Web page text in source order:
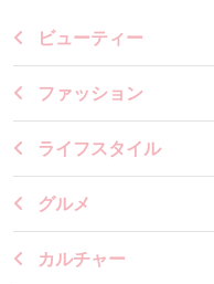
ビューティー
ファッション
ライフスタイル
グルメ
カルチャー